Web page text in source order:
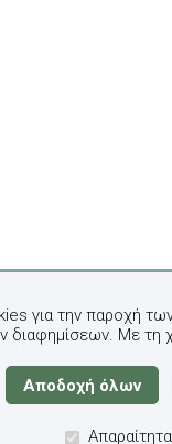
για την παροχή
διαφημίσεων. Με